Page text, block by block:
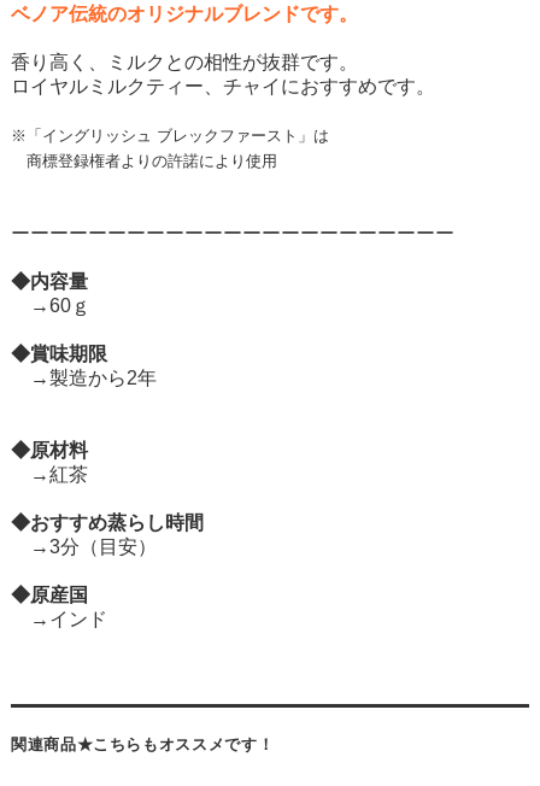
ベノア伝統のオリジナルブレンドです。
香り高く、ミルクとの相性が抜群です。
ロイヤルミルクティー、チャイにおすすめです。
※「イングリッシュ ブレックファースト」は
商標登録権者よりの許諾により使用
ーーーーーーーーーーーーーーーーーーーーーーー
◆内容量
→60ｇ
◆賞味期限
→製造から2年
◆原材料
→紅茶
◆おすすめ蒸らし時間
→3分（目安）
◆原産国
→インド
関連商品★こちらもオススメです！